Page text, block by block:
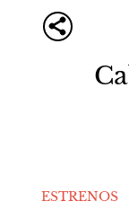
ESTRENOS